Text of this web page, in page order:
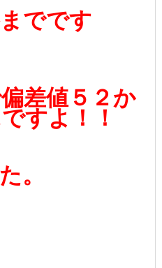
でです
差値５２か
すよ！！
。